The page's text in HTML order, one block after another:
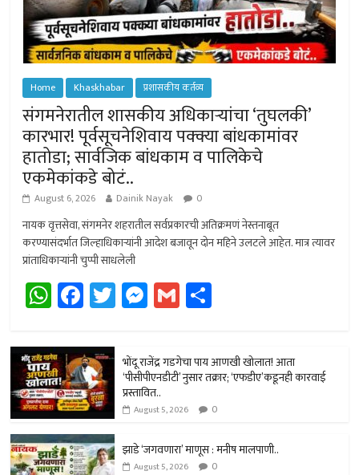
Home Khaskhabar प्रशासकीय कर्तव्य
संगमनेरातील शासकीय अधिकार्‍यांचा ‘तुघलकी’
कारभार! पूर्वसूचनेशिवाय पक्क्या बांधकामांवर
हातोडा; सार्वजिक बांधकाम व पालिकेचे
एकमेकांकडे बोटं..
August 6, 2026 Dainik Nayak 0
नायक वृत्तसेवा, संगमनेर शहरातील सर्वप्रकारची अतिक्रमणं नेस्तनाबूत
करण्यासंदर्भात जिल्हाधिकार्‍यांनी आदेश बजावून दोन महिने उलटले आहेत. मात्र त्यावर
प्रांताधिकार्‍यांनी चुप्पी साधलेली
W
h
at
sA
p
p
Fa
ce
b
o
ok
T
wi
tt
er
M
es
se
n
ge
r
G
m
ail
भोंदू राजेंद्र गडगेचा पाय आणखी खोलात! आता
‘पीसीपीएनडीटी’ नुसार तक्रार; ‘एफडीए’कडूनही कारवाई
प्रस्तावित..
August 5, 2026 0
झाडे ‘जगवणारा’ माणूस : मनीष मालपाणी..
August 5, 2026 0